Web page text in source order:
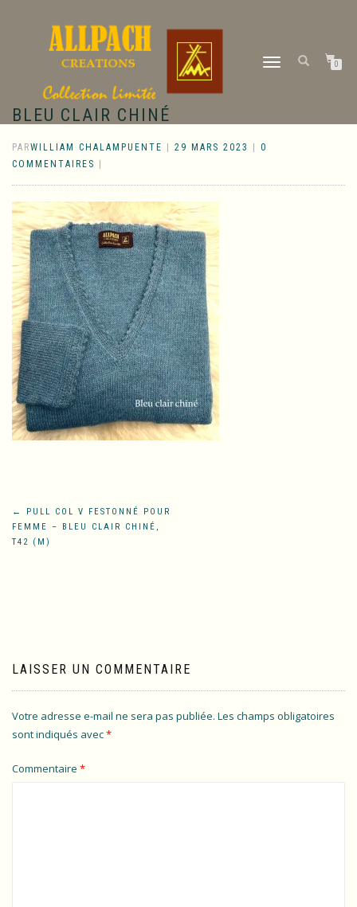
DÉPLIER
0
BLEU CLAIR CHINÉ
PARWILLIAM CHALAMPUENTE 29 MARS 2023
0
COMMENTAIRES
Navigation
de
←
PULL COL V FESTONNÉ POUR
FEMME – BLEU CLAIR CHINÉ,
T42 (M)
LAISSER UN COMMENTAIRE
Votre adresse e-mail ne sera pas publiée. Les champs obligatoires
sont indiqués avec*
Commentaire *